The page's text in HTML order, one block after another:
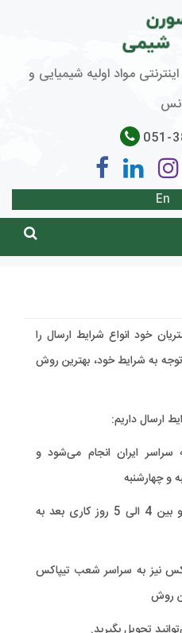
مواد اولیه شیمیایی و
051-
En
خود انواع شرایط ارسال را
توجه به شرایط خود، بهترین روش
ارسال داریم:
ایران انجام می‌شود و
و چهارشنبه
به پست تحویل داده می‌شود و بین 4 الی 5 روز کاری بعد به
نیز به سراسر شعب تیپاکس
روش